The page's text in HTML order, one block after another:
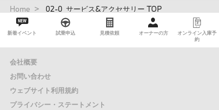
ナミックな性能と快適性、そして安全性を保証します。
BMW純正パーツは、部品交換日より2年間の保証が適用さ
れ、そのモデルの生産終了後も最長15年間は世界中のBMW
サービス拠点からすべての部品が入手できます。BMW正規
までもBMWのステアリングを握る歓びをお愉しみ下さい。
パ
ン
ず
Home 02-0_サービス&アクセサリー TOP
新着イベント 試乗申込 見積依頼 オーナーの方
オンライン入庫予
約
会社概要
お問い合わせ
ウェブサイト利用規約
プライバシー・ステートメント